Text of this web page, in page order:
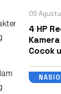
05
4 HP
Cocok